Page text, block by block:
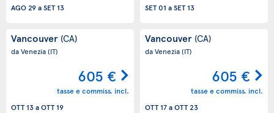
AGO 29aSET 13
SET 01 aSET 13
Vancouver (CA)
da Venezia(IT)
605 €
tasse e commiss. incl.
OTT 13aOTT 19
Vancouver (CA)
da Venezia(IT)
605 €
tasse e commiss. incl.
OTT 17aOTT 23